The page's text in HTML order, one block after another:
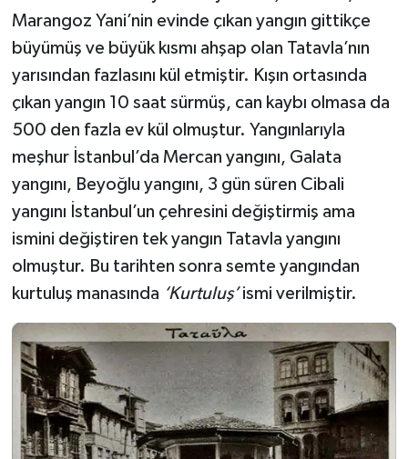
Marangoz Yani’nin evinde çıkan yangın gittikçe
büyümüş ve büyük kısmı ahşap olan Tatavla’nın
yarısından fazlasını kül etmiştir. Kışın ortasında
çıkan yangın 10 saat sürmüş, can kaybı olmasa da
500 den fazla ev kül olmuştur. Yangınlarıyla
meşhur İstanbul’da Mercan yangını, Galata
yangını, Beyoğlu yangını, 3 gün süren Cibali
yangını İstanbul’un çehresini değiştirmiş ama
ismini değiştiren tek yangın Tatavla yangını
olmuştur. Bu tarihten sonra semte yangından
kurtuluş manasında ‘Kurtuluş’ismi verilmiştir.